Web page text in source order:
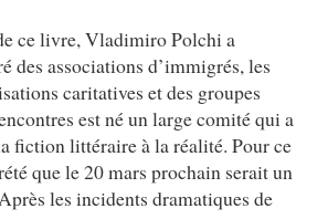
ce livre, Vladimiro Polchi a
des associations d’immigrés, les
caritatives et des groupes
est né un large comité qui a
fiction littéraire à la réalité. Pour ce
que le 20 mars prochain serait un
les incidents dramatiques de